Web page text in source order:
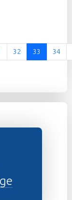
33 od 37
32 33 34